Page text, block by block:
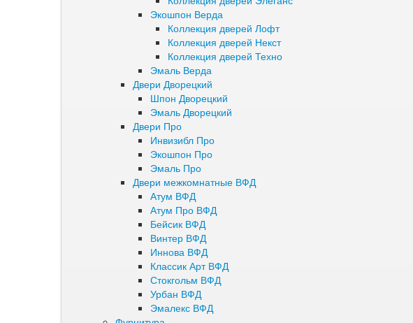
Экошпон Верда
Коллекция дверей Лофт
Коллекция дверей Некст
Коллекция дверей Техно
Эмаль Верда
Двери Дворецкий
Шпон Дворецкий
Эмаль Дворецкий
Двери Про
Инвизибл Про
Экошпон Про
Эмаль Про
Двери межкомнатные ВФД
Атум ВФД
Атум Про ВФД
Бейсик ВФД
Винтер ВФД
Иннова ВФД
Классик Арт ВФД
Стокгольм ВФД
Урбан ВФД
Эмалекс ВФД